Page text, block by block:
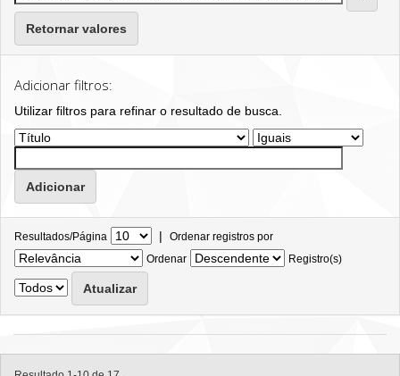
Retornar valores
Adicionar filtros:
Utilizar filtros para refinar o resultado de busca.
Resultados/Página | Ordenar registros por
Ordenar
Registro(s)